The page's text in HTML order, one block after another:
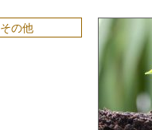
その他